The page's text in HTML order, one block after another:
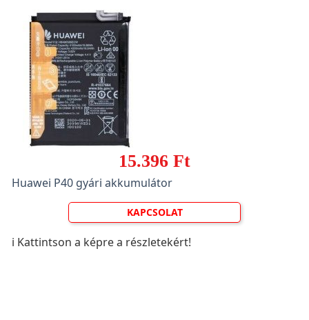
15.396 Ft
Huawei P40 gyári akkumulátor
KAPCSOLAT
ℹ️ Kattintson a képre a részletekért!